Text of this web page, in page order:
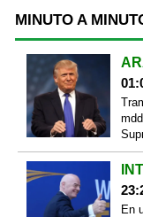
MINUTO A
En